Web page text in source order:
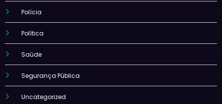
Polícia
Política
Saúde
Segurança Pública
Uncategorized